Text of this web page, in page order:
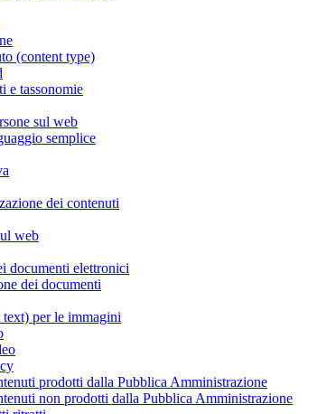
(content type)
e tassonomie
sul web
semplice
dei contenuti
web
documenti elettronici
dei documenti
per le immagini
prodotti dalla Pubblica Amministrazione
non prodotti dalla Pubblica Amministrazione